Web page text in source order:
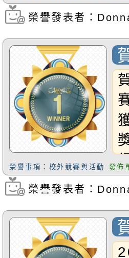
瀏覽次數：354
榮譽發表者：
榮譽事項：校外競賽與活動 發佈
瀏覽次數：5671
榮譽發表者：